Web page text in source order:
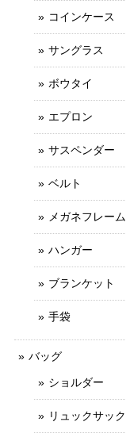
コインケース
サングラス
ボウタイ
エプロン
サスペンダー
ベルト
メガネフレーム
ハンガー
ブランケット
手袋
バッグ
ショルダー
リュックサック